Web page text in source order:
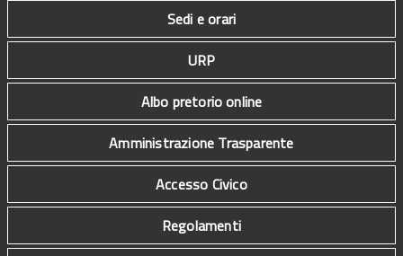
Sedi e orari
URP
Albo pretorio online
Amministrazione Trasparente
Accesso Civico
Regolamenti